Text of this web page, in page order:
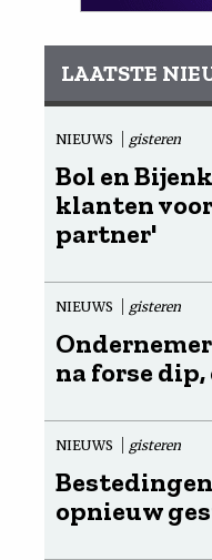
LAATSTE
NIEUWS gisteren
Bol en
klanten
partner'
NIEUWS gisteren
na forse
NIEUWS gisteren
opnieuw